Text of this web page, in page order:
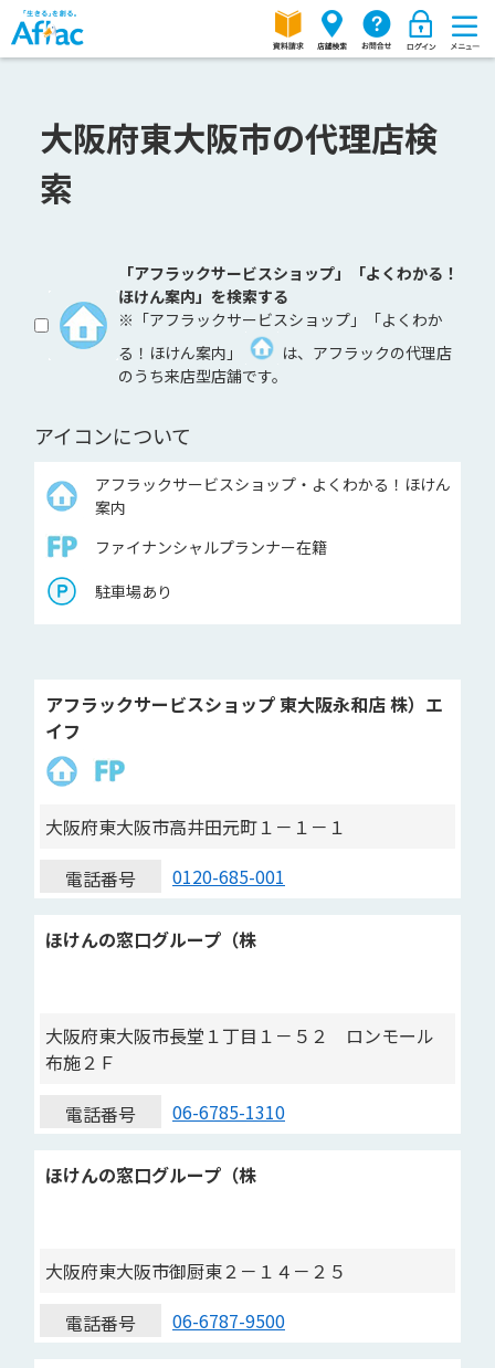
大阪府東大阪市の代理店検
索
「アフラックサービスショップ」「よくわかる！
ほけん案内」を検索する
※「アフラックサービスショップ」「よくわか
る！ほけん案内」
は、アフラックの代理店
のうち来店型店舗です。
アイコンについて
アフラックサービスショップ・よくわかる！ほけん
案内
ファイナンシャルプランナー在籍
駐車場あり
アフラックサービスショップ 東大阪永和店 株）エ
イフ
大阪府東大阪市高井田元町１－１－１
電話番号
0120-685-001
ほけんの窓口グループ（株
大阪府東大阪市長堂１丁目１－５２ ロンモール
布施２Ｆ
電話番号
06-6785-1310
ほけんの窓口グループ（株
大阪府東大阪市御厨東２－１４－２５
電話番号
06-6787-9500